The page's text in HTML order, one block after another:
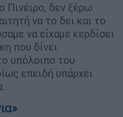
Πινέιρο, δεν ξέρω
να το δει και το
να είχαμε κερδίσει
που δίνει
υπόλοιπο του
επειδή υπάρχει